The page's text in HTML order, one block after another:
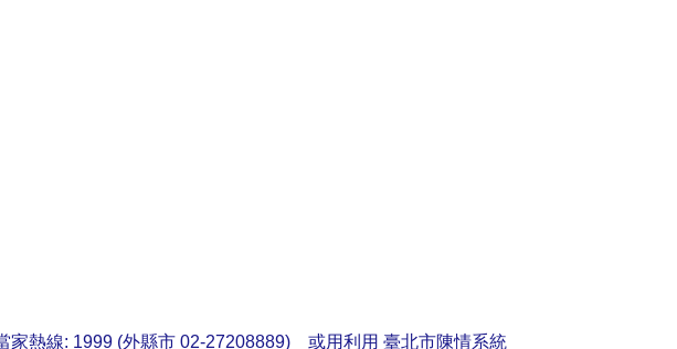
熱線: 1999 (外縣市 02-27208889) 或用利用 臺北市陳情系統